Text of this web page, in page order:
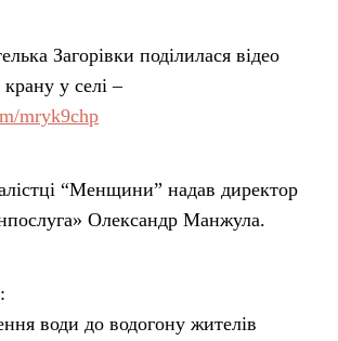
Загорівки поділилася відео
у селі –
mryk9chp
“Менщини” надав директор
Олександр Манжула.
води до водогону жителів